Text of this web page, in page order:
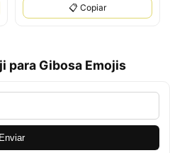
📋 Copiar
para Gibosa Emojis
Enviar